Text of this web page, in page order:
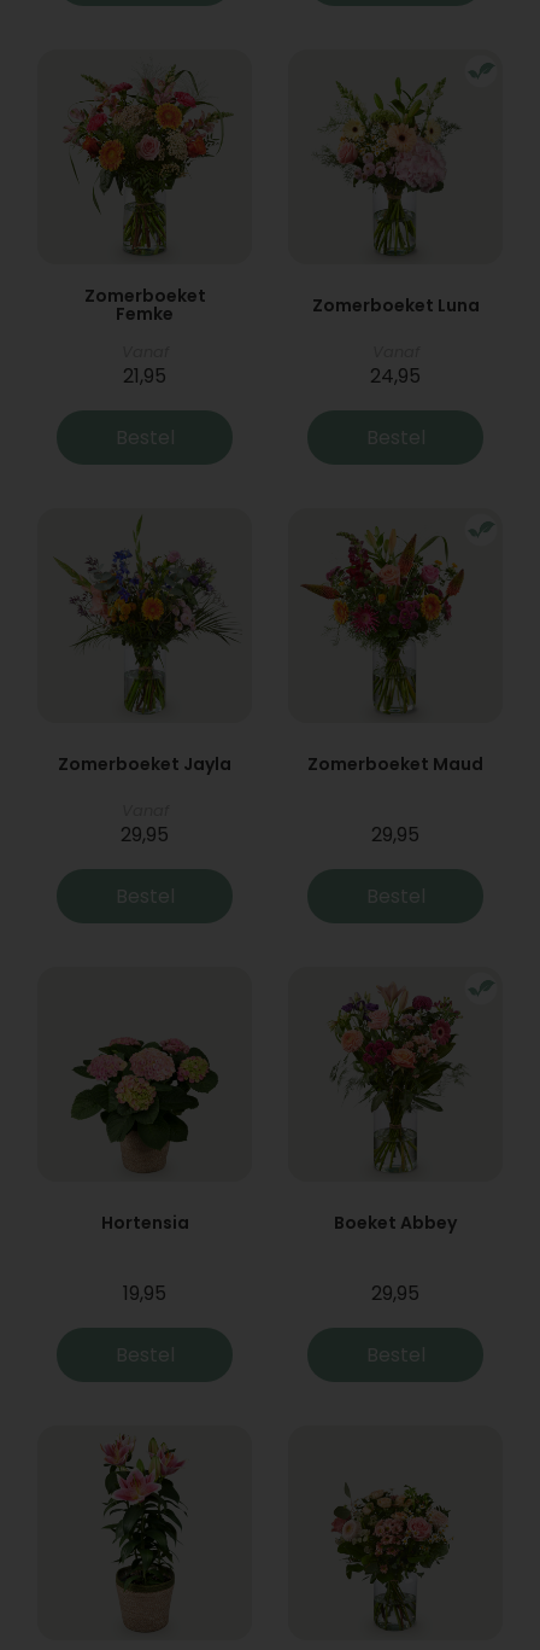
Zomerboeket
Femke
21,95
Bestel
Zomerboeket Luna
24,95
Bestel
Zomerboeket Jayla
29,95
Bestel
Zomerboeket Maud
29,95
Bestel
Hortensia
19,95
Bestel
Boeket Abbey
29,95
Bestel